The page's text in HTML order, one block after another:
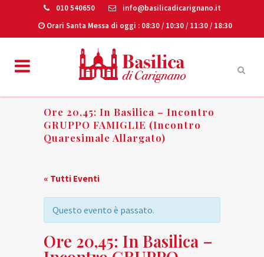
010 540650
info@basilicadicarignano.it
Orari Santa Messa di oggi : 08:30 / 10:30 / 11:30 / 18:30
Ore 20,45: In Basilica – Incontro
GRUPPO FAMIGLIE (incontro
Quaresimale Allargato)
« Tutti Eventi
Questo evento è passato.
Ore 20,45: In Basilica –